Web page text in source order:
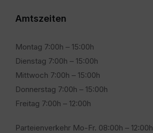
Amtszeiten
Montag 7:00h – 15:00h
Dienstag 7:00h – 15:00h
Mittwoch 7:00h – 15:00h
Donnerstag 7:00h – 15:00h
Freitag 7:00h – 12:00h
Parteienverkehr Mo-Fr. 08:00h – 12:00h